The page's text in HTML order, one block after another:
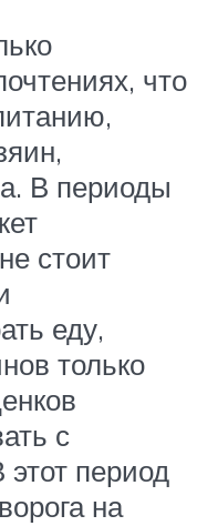
что
В периоды
стоит
еду,
только
с
этот период
на